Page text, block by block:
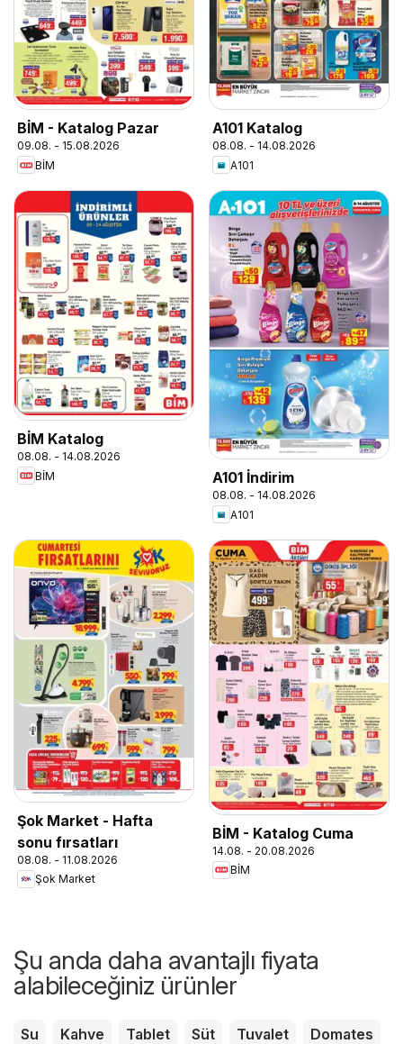
BİM - Katalog Pazar
09.08. - 15.08.2026
BİM
A101 Katalog
08.08. - 14.08.2026
A101
BİM Katalog
08.08. - 14.08.2026
BİM
A101 İndirim
08.08. - 14.08.2026
A101
Şok Market - Hafta
sonu fırsatları
08.08. - 11.08.2026
Şok Market
BİM - Katalog Cuma
14.08. - 20.08.2026
BİM
Şu anda daha avantajlı fiyata
alabileceğiniz ürünler
Su Kahve Tablet Süt Tuvalet
Domates